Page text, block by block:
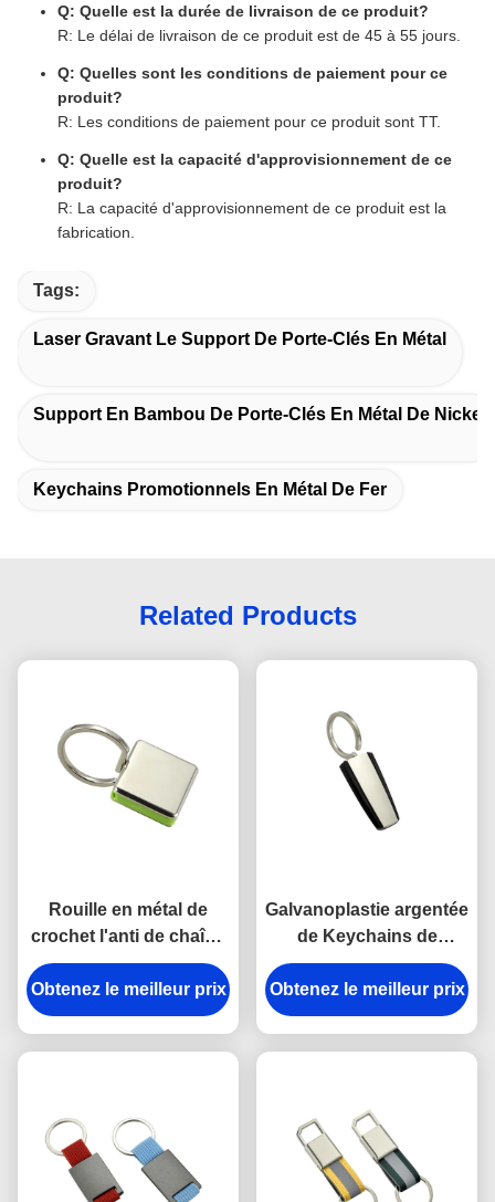
Q: Quelle est la durée de livraison de ce produit?
R: Le délai de livraison de ce produit est de 45 à 55 jours.
Q: Quelles sont les conditions de paiement pour ce
produit?
R: Les conditions de paiement pour ce produit sont TT.
Q: Quelle est la capacité d'approvisionnement de ce
produit?
R: La capacité d'approvisionnement de ce produit est la
fabrication.
Tags:
Laser Gravant Le Support De Porte-Clés En Métal
Support En Bambou De Porte-Clés En Métal De Nickel
Keychains Promotionnels En Métal De Fer
Related Products
Rouille en métal de
crochet l'anti de chaîne
principale de rupture en
alliage de zinc de
support a gravé des
Obtenez le meilleur prix
Galvanoplastie argentée
de Keychains de
support principal en
plastique en métal
d'ABS de trapèze
Obtenez le meilleur prix